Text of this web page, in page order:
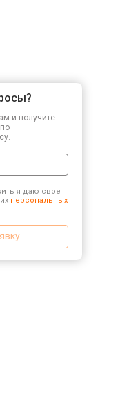
и получите
я даю свое
персональных